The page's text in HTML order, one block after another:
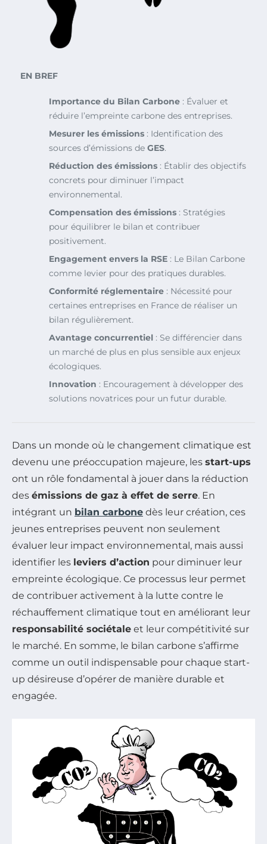
EN BREF
Importance du Bilan Carbone : Évaluer et
réduire l’empreinte carbone des entreprises.
Mesurer les émissions : Identification des
sources d’émissions de GES.
Réduction des émissions : Établir des objectifs
concrets pour diminuer l’impact
environnemental.
Compensation des émissions : Stratégies
pour équilibrer le bilan et contribuer
positivement.
Engagement envers la RSE : Le Bilan Carbone
comme levier pour des pratiques durables.
Conformité réglementaire : Nécessité pour
certaines entreprises en France de réaliser un
bilan régulièrement.
Avantage concurrentiel : Se différencier dans
un marché de plus en plus sensible aux enjeux
écologiques.
Innovation : Encouragement à développer des
solutions novatrices pour un futur durable.
Dans un monde où le changement climatique est
devenu une préoccupation majeure, les start-ups
ont un rôle fondamental à jouer dans la réduction
des émissions de gaz à effet de serre. En
intégrant un bilan carbone dès leur création, ces
jeunes entreprises peuvent non seulement
évaluer leur impact environnemental, mais aussi
identifier les leviers d’action pour diminuer leur
empreinte écologique. Ce processus leur permet
de contribuer activement à la lutte contre le
réchauffement climatique tout en améliorant leur
responsabilité sociétale et leur compétitivité sur
le marché. En somme, le bilan carbone s’affirme
comme un outil indispensable pour chaque start-
up désireuse d’opérer de manière durable et
engagée.